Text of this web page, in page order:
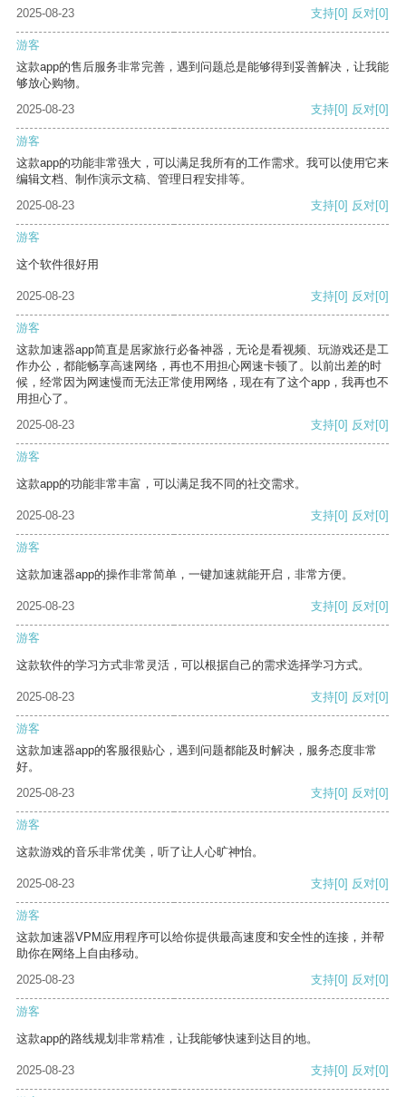
2025-08-23 支持[0] 反对[0]
游客
这款app的售后服务非常完善，遇到问题总是能够得到妥善解决，让我能
够放心购物。
2025-08-23
支持[0] 反对[0]
游客
这款app的功能非常强大，可以满足我所有的工作需求。我可以使用它来
编辑文档、制作演示文稿、管理日程安排等。
2025-08-23
支持[0] 反对[0]
游客
这个软件很好用
2025-08-23 支持[0] 反对[0]
游客
这款加速器app简直是居家旅行必备神器，无论是看视频、玩游戏还是工
作办公，都能畅享高速网络，再也不用担心网速卡顿了。以前出差的时
候，经常因为网速慢而无法正常使用网络，现在有了这个app，我再也不
用担心了。
2025-08-23
支持[0] 反对[0]
游客
这款app的功能非常丰富，可以满足我不同的社交需求。
2025-08-23 支持[0] 反对[0]
游客
这款加速器app的操作非常简单，一键加速就能开启，非常方便。
2025-08-23 支持[0] 反对[0]
游客
这款软件的学习方式非常灵活，可以根据自己的需求选择学习方式。
2025-08-23 支持[0] 反对[0]
游客
这款加速器app的客服很贴心，遇到问题都能及时解决，服务态度非常
好。
2025-08-23
支持[0] 反对[0]
游客
这款游戏的音乐非常优美，听了让人心旷神怡。
2025-08-23 支持[0] 反对[0]
游客
这款加速器VPM应用程序可以给你提供最高速度和安全性的连接，并帮
助你在网络上自由移动。
2025-08-23
支持[0] 反对[0]
游客
这款app的路线规划非常精准，让我能够快速到达目的地。
2025-08-23 支持[0] 反对[0]